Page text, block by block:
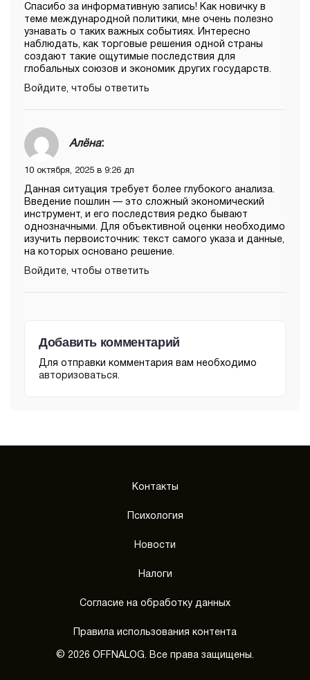
Спасибо за информативную запись! Как новичку в
теме международной политики, мне очень полезно
узнавать о таких важных событиях. Интересно
наблюдать, как торговые решения одной страны
создают такие ощутимые последствия для
глобальных союзов и экономик других государств.
Войдите, чтобы ответить
Алёна:
10 октября, 2025 в 9:26 дп
Данная ситуация требует более глубокого анализа.
Введение пошлин — это сложный экономический
инструмент, и его последствия редко бывают
однозначными. Для объективной оценки необходимо
изучить первоисточник: текст самого указа и данные,
на которых основано решение.
Войдите, чтобы ответить
Добавить комментарий
Для отправки комментария вам необходимо
авторизоваться.
Контакты
Психология
Новости
Налоги
Согласие на обработку данных
Правила использования контента
© 2026 OFFNALOG. Все права защищены.